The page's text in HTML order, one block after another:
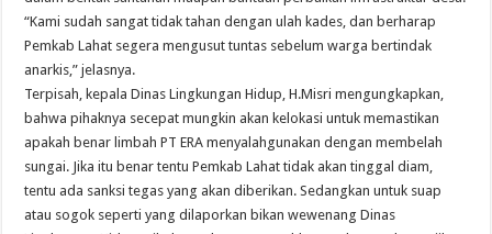
“Kami sudah sangat tidak tahan dengan ulah kades, dan berharap
Pemkab Lahat segera mengusut tuntas sebelum warga bertindak
anarkis,” jelasnya.
Terpisah, kepala Dinas Lingkungan Hidup, H.Misri mengungkapkan,
bahwa pihaknya secepat mungkin akan kelokasi untuk memastikan
apakah benar limbah PT ERA menyalahgunakan dengan membelah
sungai. Jika itu benar tentu Pemkab Lahat tidak akan tinggal diam,
tentu ada sanksi tegas yang akan diberikan. Sedangkan untuk suap
atau sogok seperti yang dilaporkan bikan wewenang Dinas